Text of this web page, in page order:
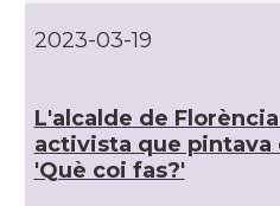
2023-03-19
L'alcalde de
activista que pintava
'Què coi fas?'